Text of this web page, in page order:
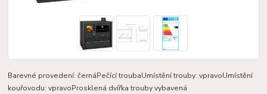
Barevné provedení: černáPečící troubaUmístění trouby: vpravoUmístění
kouřovodu: vpravoProsklená dvířka trouby vybavená